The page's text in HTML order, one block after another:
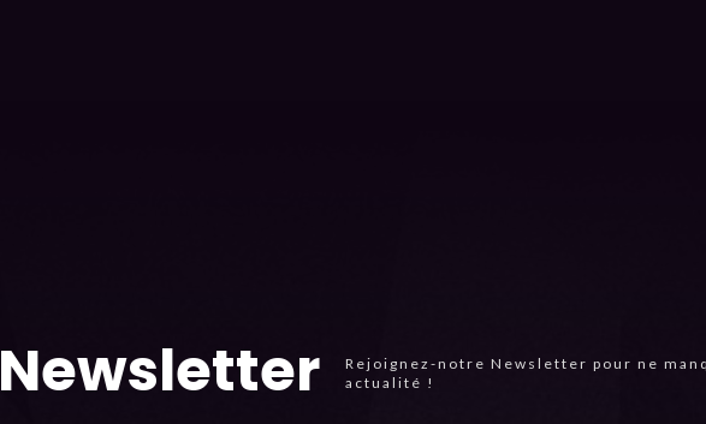
Newsletter
Rejoignez-notre Newsletter pour ne
actualité !